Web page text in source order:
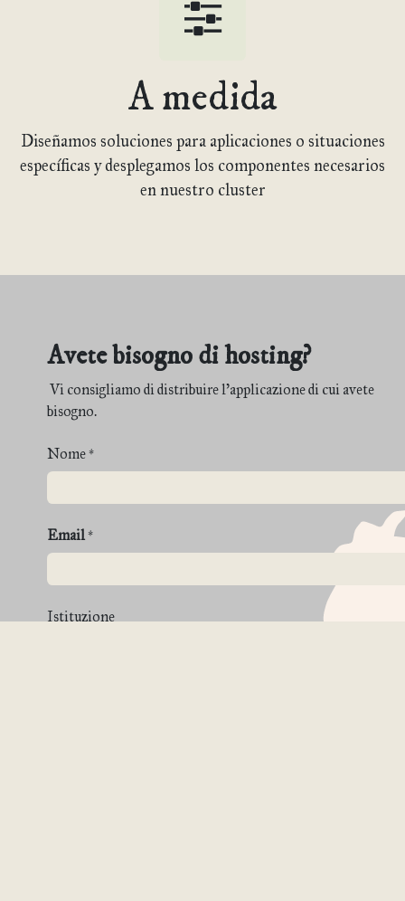
A medida
Diseñamos soluciones para aplicaciones o situaciones
específicas y desplegamos los componentes necesarios
en nuestro cluster
Avete bisogno di hosting?
Vi consigliamo di distribuire l'applicazione di cui avete
bisogno.
Nome*
Email*
Istituzione